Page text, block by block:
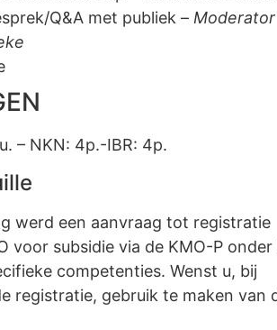
Q&A met publiek –
– NKN: 4p.-IBR: 4p.
werd een aanvraag tot registratie
voor subsidie via de KMO-P onder
competenties. Wenst u, bij
registratie, gebruik te maken van